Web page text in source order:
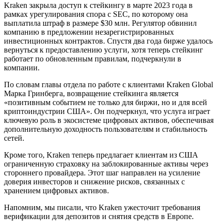
Kraken закрыла доступ к стейкингу в марте 2023 года в
рамках урегулирования спора с SEC, по которому она
выплатила штраф в размере $30 млн. Регулятор обвинил
компанию в предложении незарегистрированных
инвестиционных контрактов. Спустя два года бирже удалось
вернуться к предоставлению услуги, хотя теперь стейкинг
работает по обновленным правилам, подчеркнули в
компании.
По словам главы отдела по работе с клиентами Kraken Global
Марка Гринберга, возвращение стейкинга является
«позитивным событием не только для биржи, но и для всей
криптоиндустрии США». Он подчеркнул, что услуга играет
ключевую роль в экосистеме цифровых активов, обеспечивая
дополнительную доходность пользователям и стабильность
сетей.
Кроме того, Kraken теперь предлагает клиентам из США
ограниченную страховку на заблокированные активы через
стороннего провайдера. Этот шаг направлен на усиление
доверия инвесторов и снижение рисков, связанных с
хранением цифровых активов.
Напомним, мы писали, что Kraken ужесточит требования
верификации для депозитов и снятия средств в Европе.